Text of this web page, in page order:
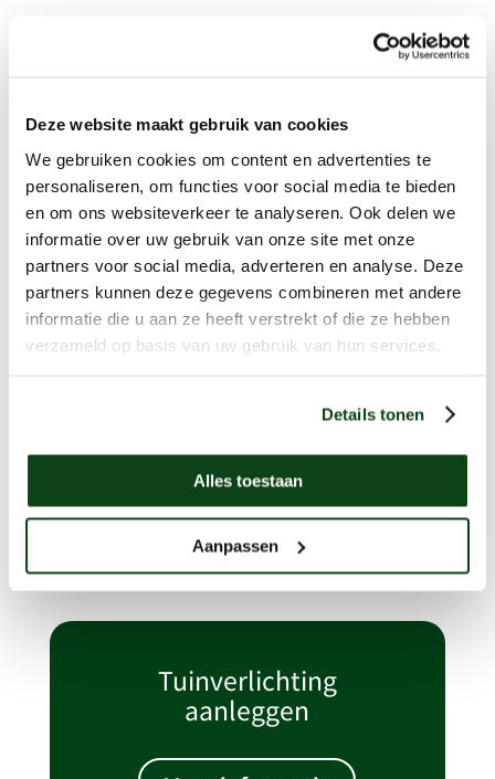
Deze website maakt gebruik van cookies
We gebruiken cookies om content en advertenties te
personaliseren, om functies voor social media te bieden
en om ons websiteverkeer te analyseren. Ook delen we
informatie over uw gebruik van onze site met onze
partners voor social media, adverteren en analyse. Deze
partners kunnen deze gegevens combineren met andere
informatie die u aan ze heeft verstrekt of die ze hebben
verzameld op basis van uw gebruik van hun services.
Details tonen
Alles toestaan
Aanpassen
Soorten elektra:
Meer informatie
Tuinverlichting
aanleggen